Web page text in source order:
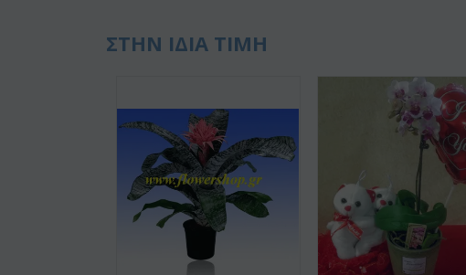
ΣΤΗΝ ΙΔΙΑ ΤΙΜΗ